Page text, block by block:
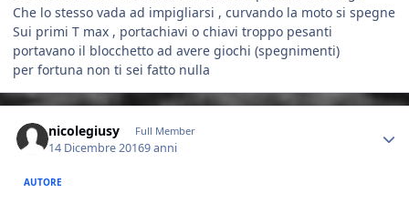
Che lo stesso vada ad impigliarsi , curvando la moto si spegne
Sui primi T max , portachiavi o chiavi troppo pesanti
portavano il blocchetto ad avere giochi (spegnimenti)
per fortuna non ti sei fatto nulla
nicolegiusy Full Member
14 Dicembre 20169 anni
AUTORE